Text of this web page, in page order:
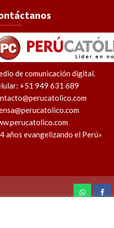
de comunicación digital.
+51 949 631 689
años evangelizando el Perú»